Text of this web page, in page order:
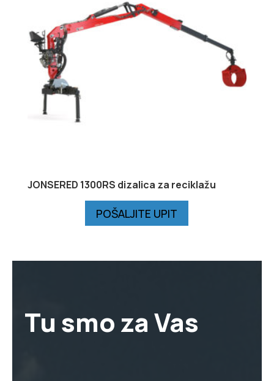
JONSERED 1300RS dizalica za reciklažu
POŠALJITE UPIT
Tu smo za Vas